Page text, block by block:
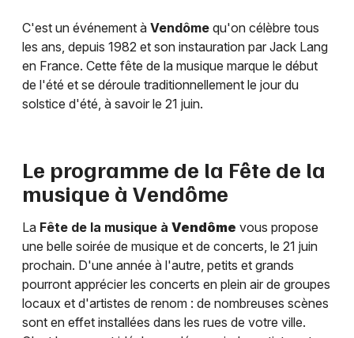
C'est un événement à Vendôme qu'on célèbre tous
les ans, depuis 1982 et son instauration par Jack Lang
en France. Cette fête de la musique marque le début
de l'été et se déroule traditionnellement le jour du
solstice d'été, à savoir le 21 juin.
Le programme de la Fête de la
musique à Vendôme
La Fête de la musique à Vendôme vous propose
une belle soirée de musique et de concerts, le 21 juin
prochain. D'une année à l'autre, petits et grands
pourront apprécier les concerts en plein air de groupes
locaux et d'artistes de renom : de nombreuses scènes
sont en effet installées dans les rues de votre ville.